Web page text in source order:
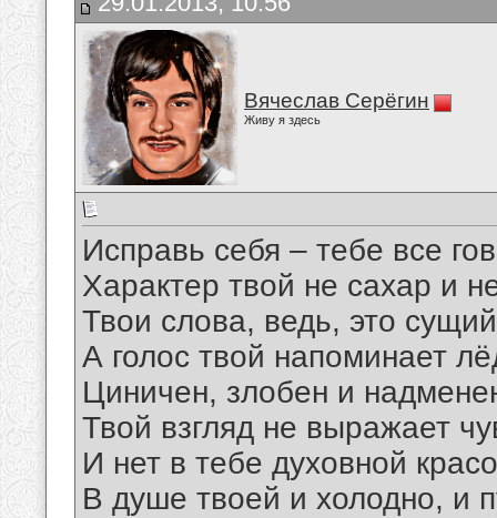
Вячеслав Серёгин
Живу я здесь
Исправь себя – тебе все
Характер твой не сахар и
Твои слова, ведь, это
А голос твой напоминает
Циничен, злобен и
Твой взгляд не выражает
И нет в тебе духовной
В душе твоей и холодно, и